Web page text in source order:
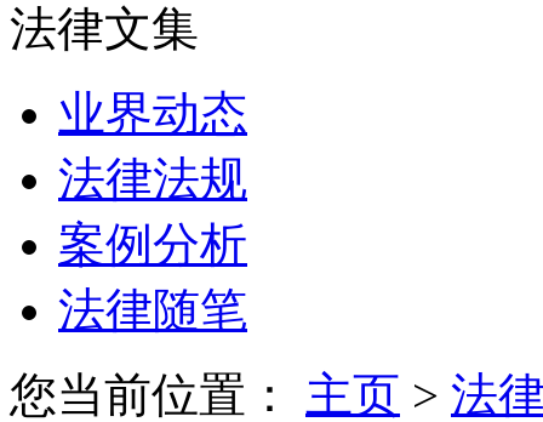
法律文集
业界动态
法律法规
案例分析
法律随笔
您当前位置： 主页 > 法